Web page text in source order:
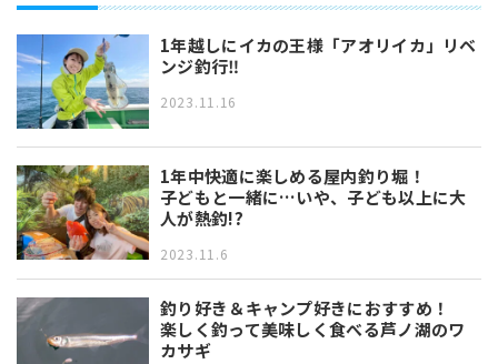
1年越しにイカの王様「アオリイカ」リベ
ンジ釣行‼︎
2023.11.16
1年中快適に楽しめる屋内釣り堀！
子どもと一緒に…いや、子ども以上に大
人が熱釣!?
2023.11.6
釣り好き＆キャンプ好きにおすすめ！
楽しく釣って美味しく食べる芦ノ湖のワ
カサギ